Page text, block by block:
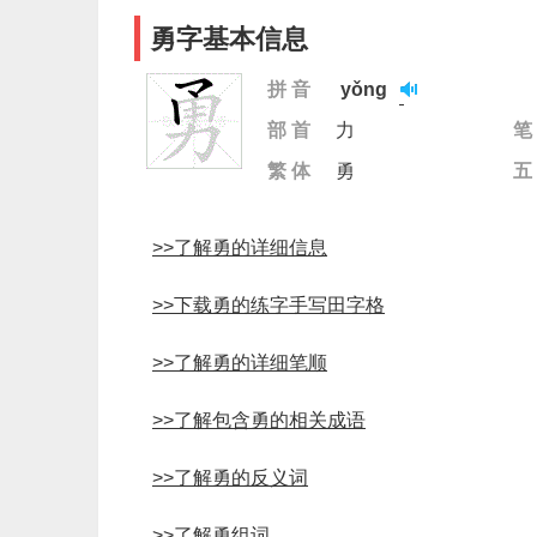
勇字基本信息
拼 音
yǒng
部 首
力
笔
繁 体
勇 五
>>了解勇的详细信息
>>下载勇的练字手写田字格
>>了解勇的详细笔顺
>>了解包含勇的相关成语
>>了解勇的反义词